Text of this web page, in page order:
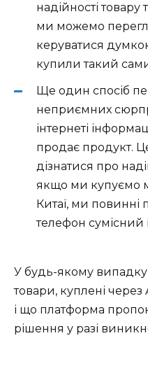
надійності
ми можемо
керуватися
купили такий
Ще один спосіб
неприємних
інтернеті
продає продукт.
дізнатися про
якщо ми купуємо
Китаї, ми повинні
телефон сумісний
У будь-якому випадку
товари, куплені через
і що платформа
рішення у разі